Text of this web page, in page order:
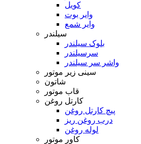
کویل
وایر بوت
وایر شمع
سیلندر
بلوک سیلندر
سرسیلندر
واشر سر سیلندر
سینی زیر موتور
شاتون
قاب موتور
کارتل روغن
پیچ کارتل روغن
درب روغن ریز
لوله روغن
کاور موتور